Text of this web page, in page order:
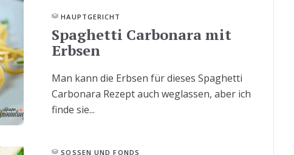
HAUPTGERICHT
Spaghetti Carbonara mit
Erbsen
Man kann die Erbsen für dieses Spaghetti
Carbonara Rezept auch weglassen, aber ich
finde sie...
SOSSEN UND FONDS